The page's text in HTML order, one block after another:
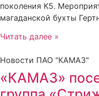
поколения К5.
магаданской бухты
Читать далее »
Новости ПАО "КАМАЗ"
«КАМАЗ»